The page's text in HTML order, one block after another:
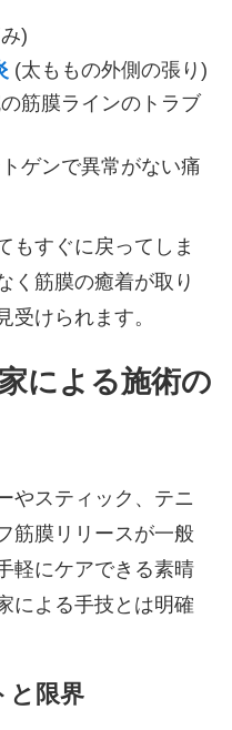
)
(太ももの外側の張り)
筋膜ラインのトラブ
ゲンで異常がない痛
もすぐに戻ってしま
く筋膜の癒着が取り
受けられます。
による施術の
やスティック、テニ
筋膜リリースが一般
軽にケアできる素晴
による手技とは明確
と限界